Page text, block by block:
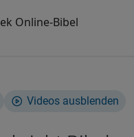
Online-Bibel
Videos ausblenden